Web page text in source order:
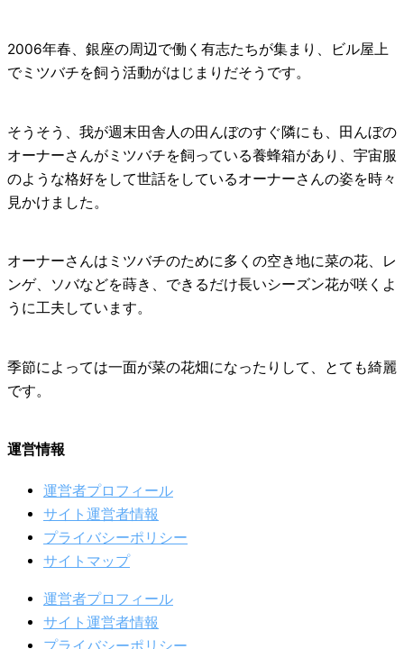
2006年春、銀座の周辺で働く有志たちが集まり、ビル屋上
でミツバチを飼う活動がはじまりだそうです。
そうそう、我が週末田舎人の田んぼのすぐ隣にも、田んぼの
オーナーさんがミツバチを飼っている養蜂箱があり、宇宙服
のような格好をして世話をしているオーナーさんの姿を時々
見かけました。
オーナーさんはミツバチのために多くの空き地に菜の花、レ
ンゲ、ソバなどを蒔き、できるだけ長いシーズン花が咲くよ
うに工夫しています。
季節によっては一面が菜の花畑になったりして、とても綺麗
です。
運営情報
運営者プロフィール
サイト運営者情報
プライバシーポリシー
サイトマップ
運営者プロフィール
サイト運営者情報